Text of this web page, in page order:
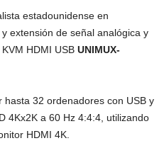
estadounidense en
extensión de señal analógica y
KVM HDMI USB UNIMUX-
32 ordenadores con USB y
4Kx2K a 60 Hz 4:4:4, utilizando
HDMI 4K.